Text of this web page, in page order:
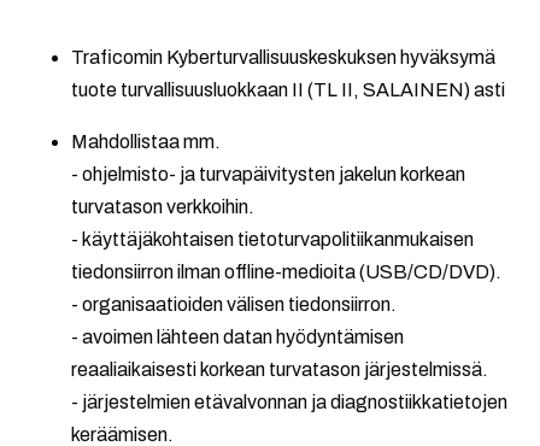
Traficomin Kyberturvallisuuskeskuksen hyväksymä
tuote turvallisuusluokkaan II (TL II, SALAINEN) asti
Mahdollistaa mm.
- ohjelmisto- ja turvapäivitysten jakelun korkean
turvatason verkkoihin.
- käyttäjäkohtaisen tietoturvapolitiikanmukaisen
tiedonsiirron ilman offline-medioita (USB/CD/DVD).
- organisaatioiden välisen tiedonsiirron.
- avoimen lähteen datan hyödyntämisen
reaaliaikaisesti korkean turvatason järjestelmissä.
- järjestelmien etävalvonnan ja diagnostiikkatietojen
keräämisen.